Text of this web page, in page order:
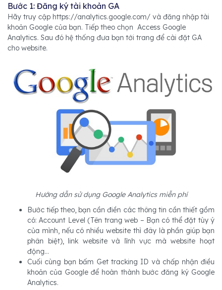
Bước 1: Đăng ký tài khoản GA
Hãy truy cập https://analytics.google.com/ và đăng nhập tài
khoản Google của bạn. Tiếp theo chọn Access Google
Analytics. Sau đó hệ thống đưa bạn tới trang để cài đặt GA
cho website.
Hướng dẫn sử dụng Google Analytics miễn phí
Bước tiếp theo, bạn cần điền các thông tin cần thiết gồm
có: Account Level (Tên trang web – Bạn có thể đặt tùy ý
của mình, nếu có nhiều website thì đây là phần giúp bạn
phân biệt), link website và lĩnh vực mà website hoạt
động…
Cuối cùng bạn bấm Get tracking ID và chấp nhận điều
khoản của Google để hoàn thành bước đăng ký Google
Analytics.